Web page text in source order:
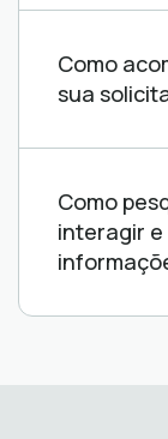
Como
sua
Como
interagir